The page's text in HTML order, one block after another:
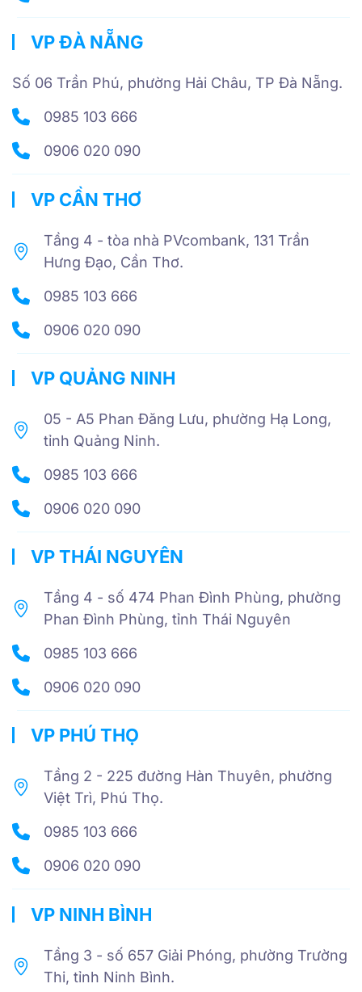
VP ĐÀ NẴNG
Số 06 Trần Phú, phường Hải Châu, TP Đà Nẵng.
0985 103 666
0906 020 090
VP CẦN THƠ
Tầng 4 - tòa nhà PVcombank, 131 Trần
Hưng Đạo, Cần Thơ.
0985 103 666
0906 020 090
VP QUẢNG NINH
05 - A5 Phan Đăng Lưu, phường Hạ Long,
tỉnh Quảng Ninh.
0985 103 666
0906 020 090
VP THÁI NGUYÊN
Tầng 4 - số 474 Phan Đình Phùng, phường
Phan Đình Phùng, tỉnh Thái Nguyên
0985 103 666
0906 020 090
VP PHÚ THỌ
Tầng 2 - 225 đường Hàn Thuyên, phường
Việt Trì, Phú Thọ.
0985 103 666
0906 020 090
VP NINH BÌNH
Tầng 3 - số 657 Giải Phóng, phường Trường
Thi, tỉnh Ninh Bình.